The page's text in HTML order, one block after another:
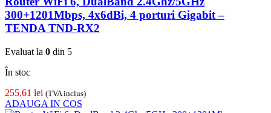
300+1201Mbps, 4x6dBi, 4 porturi Gigabit –
TENDA TND-RX2
Evaluat la 0 din 5
În stoc
255,61 lei (TVA inclus)
ADAUGA IN COS